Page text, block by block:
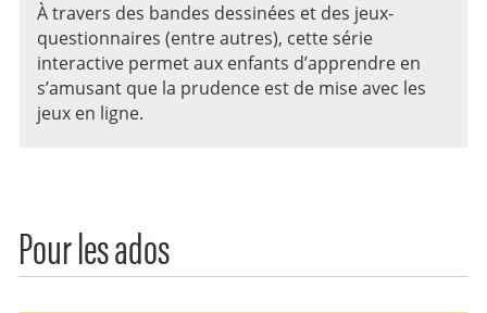
À travers des bandes dessinées et des jeux-
questionnaires (entre autres), cette série
interactive permet aux enfants d’apprendre en
s’amusant que la prudence est de mise avec les
jeux en ligne.
Pour les ados